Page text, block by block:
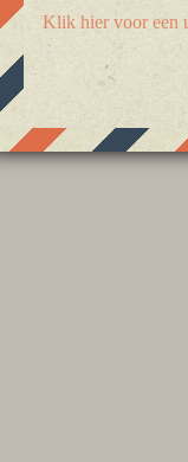
Klik hier voor een